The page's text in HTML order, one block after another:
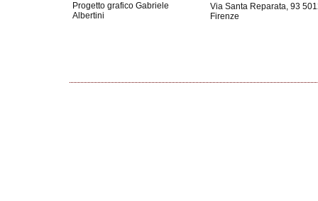
Progetto grafico Gabriele
Albertini
Via Santa Reparata, 93
Firenze